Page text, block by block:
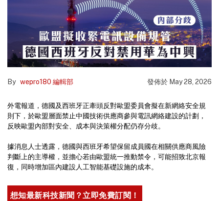
By wepro180 編輯部 發佈於 May 28, 2026
外電報道，德國及西班牙正牽頭反對歐盟委員會擬在新網絡安全規
則下，於歐盟層面禁止中國技術供應商參與電訊網絡建設的計劃，
反映歐盟內部對安全、成本與決策權分配仍存分歧。
據消息人士透露，德國與西班牙希望保留成員國在相關供應商風險
判斷上的主導權，並擔心若由歐盟統一推動禁令，可能招致北京報
復，同時增加區內建設人工智能基礎設施的成本。
想知最新科技新聞？立即免費訂閱！